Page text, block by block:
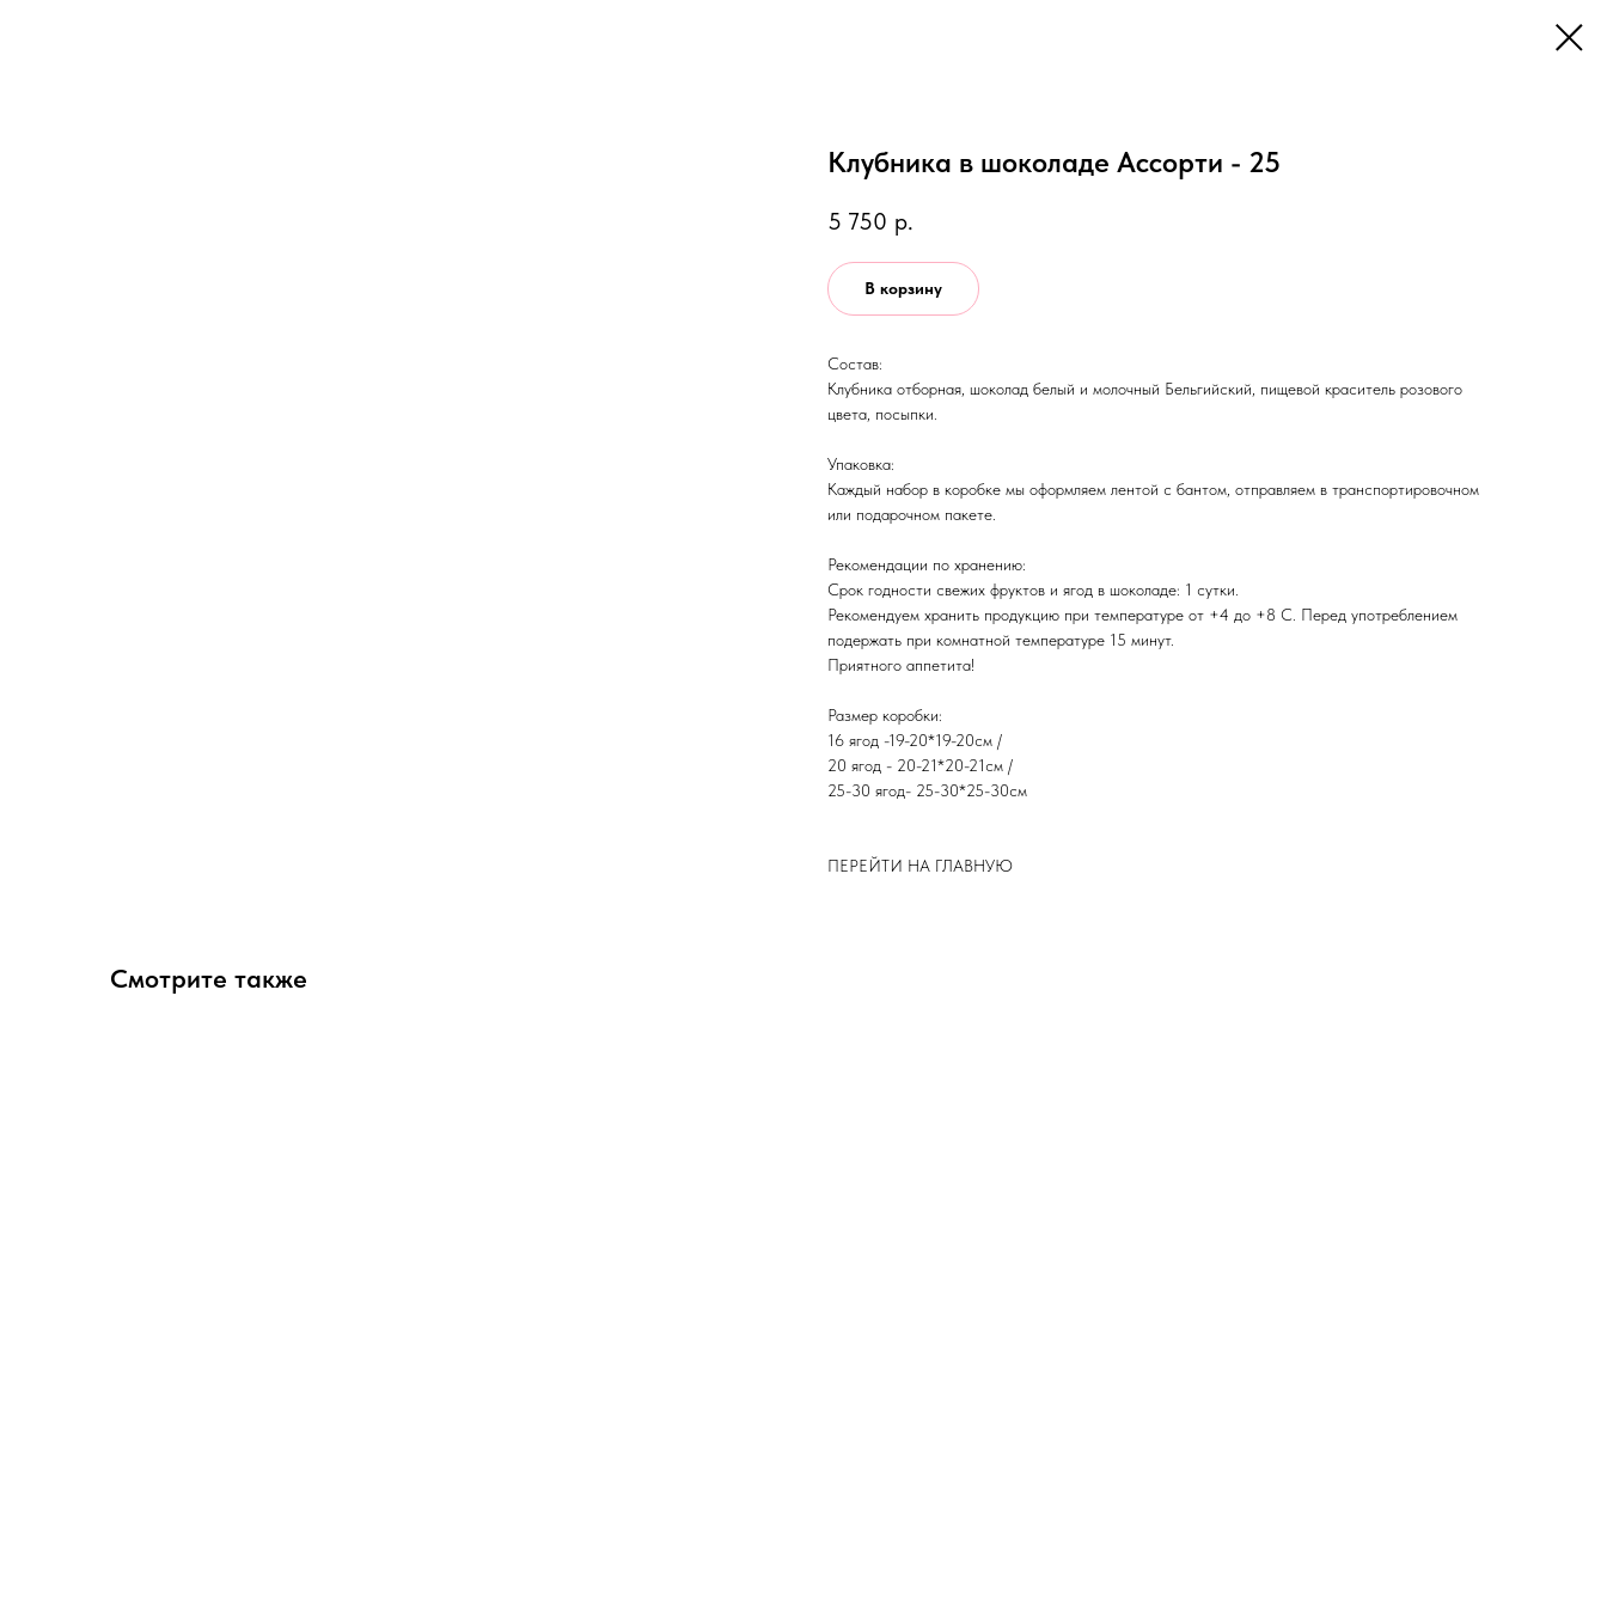
Клубника в шоколаде Ассорти - 25
5 750 р.
В корзину
Состав:
Клубника отборная, шоколад белый и молочный Бельгийский, пищевой краситель розового
цвета, посыпки.
Упаковка:
Каждый набор в коробке мы оформляем лентой с бантом, отправляем в транспортировочном
или подарочном пакете.
Рекомендации по хранению:
Срок годности свежих фруктов и ягод в шоколаде: 1 сутки.
Рекомендуем хранить продукцию при температуре от +4 до +8 С. Перед употреблением
подержать при комнатной температуре 15 минут.
​Приятного аппетита!
Размер коробки:
16 ягод -19-20*19-20см /
20 ягод - 20-21*20-21см /
25-30 ягод- 25-30*25-30см
ПЕРЕЙТИ НА ГЛАВНУЮ
Смотрите также